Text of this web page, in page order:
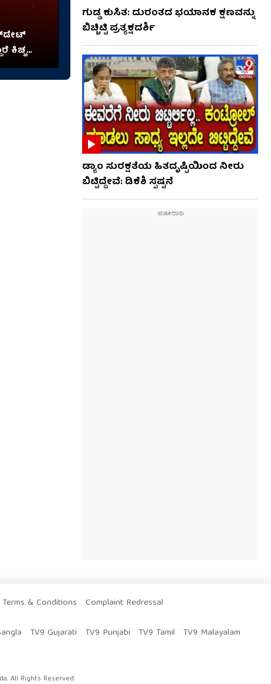
ಕಿಚ್ಚ
ಗುಡ್ಡ ಕುಸಿತ: ದುರಂತದ ಭಯಾನಕ ಕ್ಷಣವನ್ನು
ಬಿಚ್ಚಿಟ್ಟಿ ಪ್ರತ್ಯಕ್ಷದರ್ಶಿ
ಡ್ಯಾಂ ಸುರಕ್ಷತೆಯ ಹಿತದೃಷ್ಟಿಯಿಂದ ನೀರು
ಬಿಟ್ಟಿದ್ದೇವೆ: ಡಿಕೆಶಿ ಸ್ಪಷ್ಟನೆ
Terms & Conditions
Complaint Redressal
TV9 Gujarati TV9 Punjabi TV9 Tamil
TV9 Malayalam
All Rights Reserved.